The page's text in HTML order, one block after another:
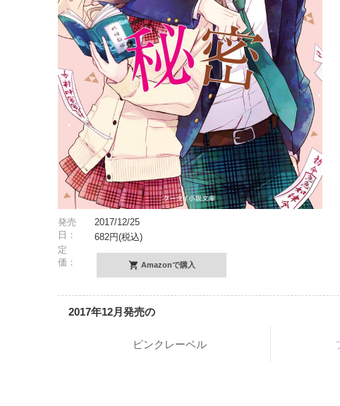
発売
日：
2017/12/25
定
価：
682円(税込)
Amazonで購入
2017年12月発売の
ピンクレーベル